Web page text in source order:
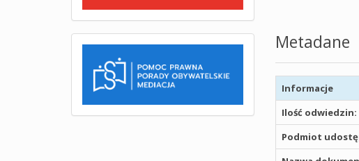
Metadane
Informacje
Ilość odwiedzin:
Podmiot